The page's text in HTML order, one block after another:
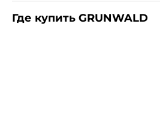
Где купить GRUNWALD